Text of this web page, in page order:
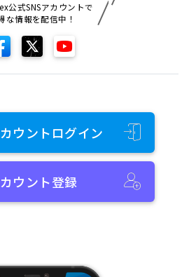
公式SNSアカウントで
な情報を配信中！
ウントログイン
ウント登録